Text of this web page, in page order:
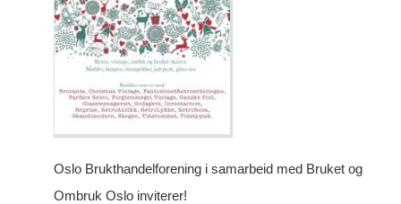
Oslo Brukthandelforening i samarbeid med Bruket og
Ombruk Oslo inviterer!